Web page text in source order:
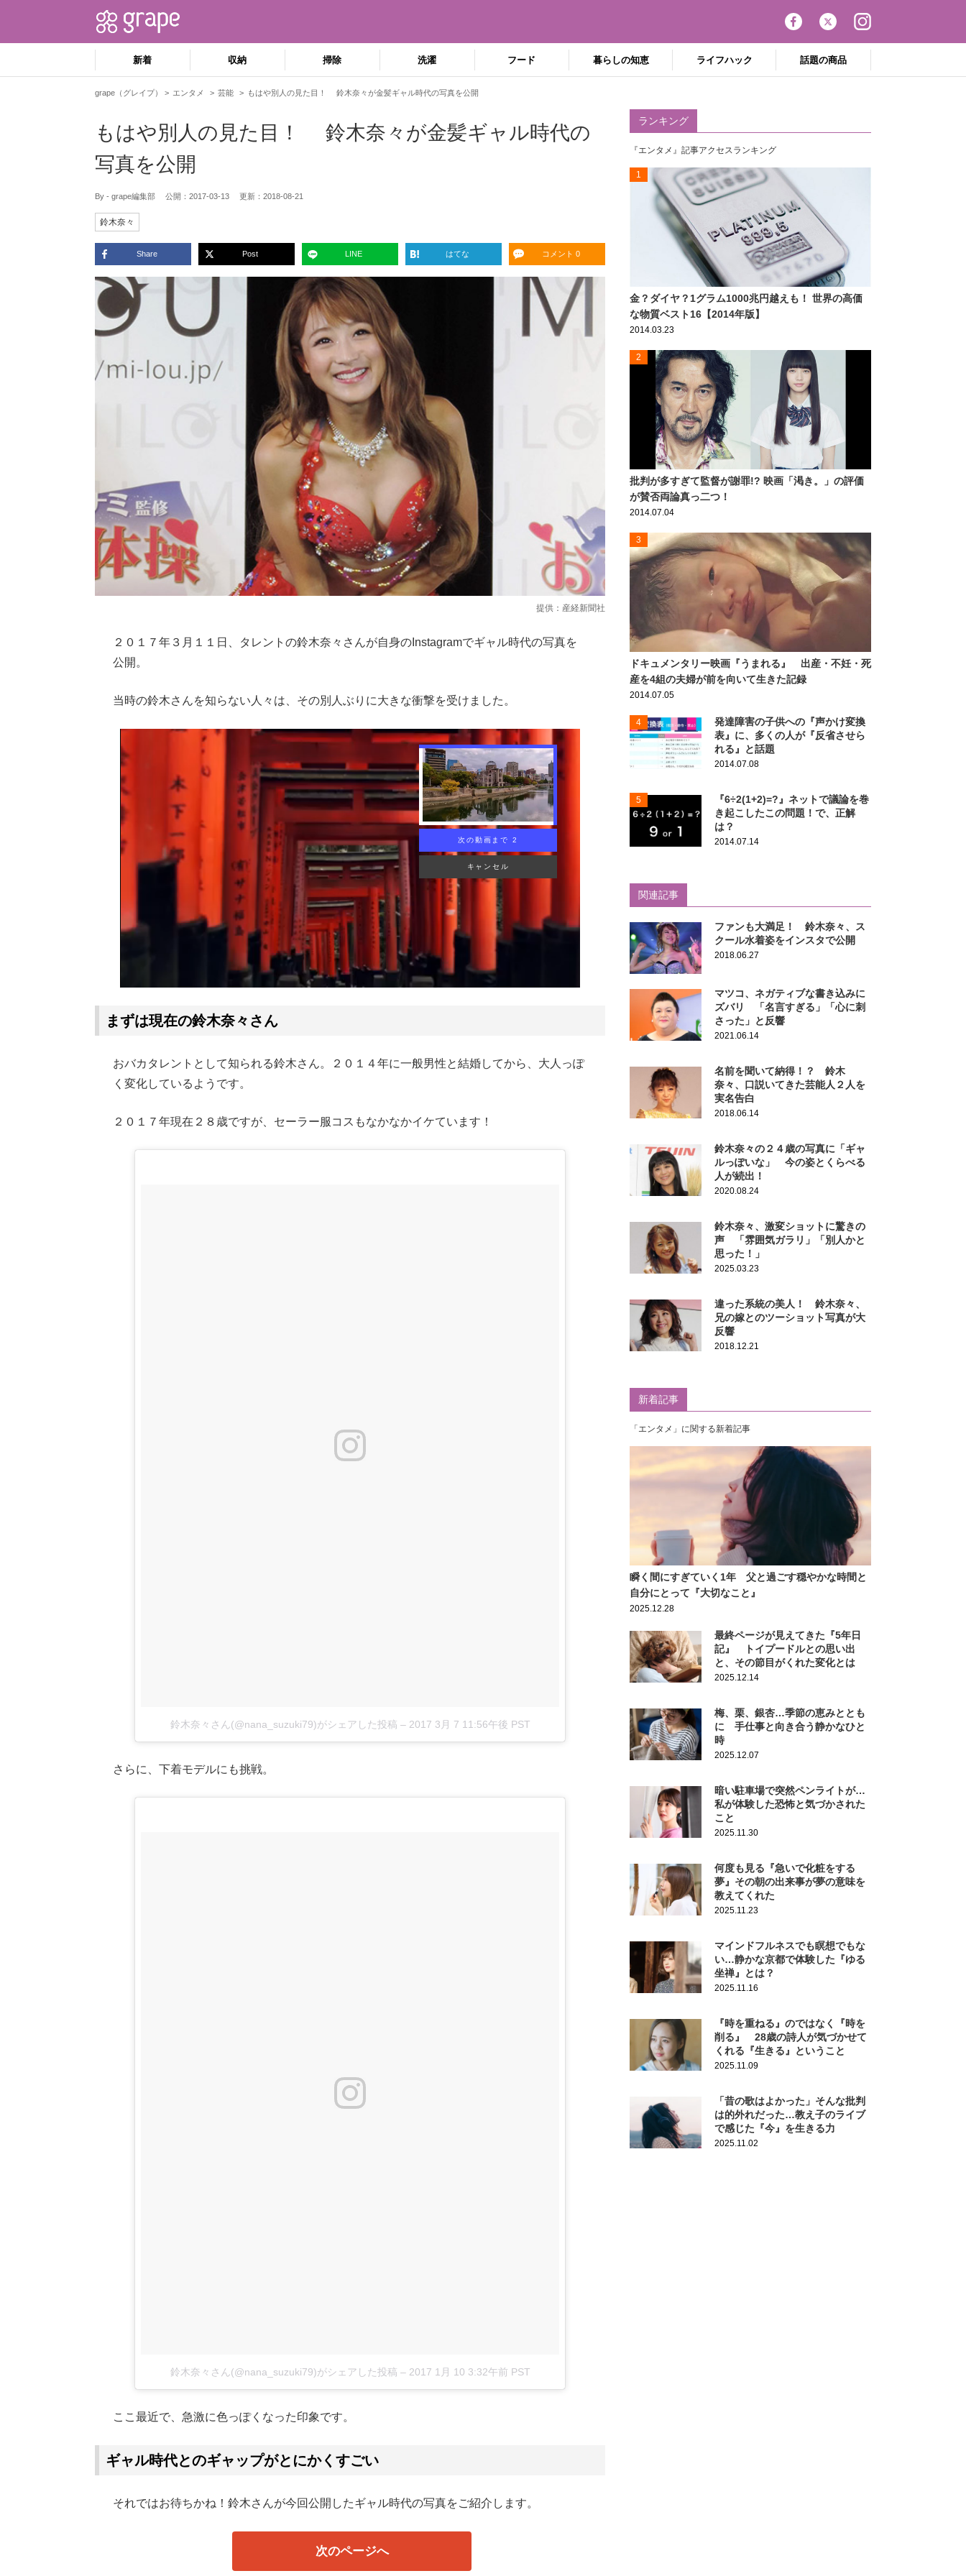
新着 収納 掃除 洗濯 フード 暮らしの知恵 ライフハック 話題の商品
grape（グレイプ） エンタメ 芸能 もはや別人の見た目！ 鈴木奈々が金髪ギャル時代の写真を公開
もはや別人の見た目！ 鈴木奈々が金髪ギャル時代の
写真を公開
By - grape編集部 公開： 2017-03-13 更新： 2018-08-21
鈴木奈々
Share Post LINE はてな コメント 0
提供：産経新聞社
２０１７年３月１１日、タレントの鈴木奈々さんが自身のInstagramでギャル時代の写真を
公開。
当時の鈴木さんを知らない人々は、その別人ぶりに大きな衝撃を受けました。
次の動画まで 1
キャンセル
まずは現在の鈴木奈々さん
おバカタレントとして知られる鈴木さん。２０１４年に一般男性と結婚してから、大人っぽ
く変化しているようです。
２０１７年現在２８歳ですが、セーラー服コスもなかなかイケています！
鈴木奈々さん(@nana_suzuki79)がシェアした投稿 – 2017 3月 7 11:56午後 PST
さらに、下着モデルにも挑戦。
鈴木奈々さん(@nana_suzuki79)がシェアした投稿 – 2017 1月 10 3:32午前 PST
ここ最近で、急激に色っぽくなった印象です。
ギャル時代とのギャップがとにかくすごい
それではお待ちかね！鈴木さんが今回公開したギャル時代の写真をご紹介します。
次のページへ
ランキング
『エンタメ』記事アクセスランキング
1
金？ダイヤ？1グラム1000兆円越えも！ 世界の高価
な物質ベスト16【2014年版】
2014.03.23
2
批判が多すぎて監督が謝罪!? 映画「渇き。」の評価
が賛否両論真っ二つ！
2014.07.04
3
ドキュメンタリー映画『うまれる』 出産・不妊・死
産を4組の夫婦が前を向いて生きた記録
2014.07.05
4
発達障害の子供への『声かけ変換
表』に、多くの人が『反省させら
れる』と話題
2014.07.08
5
『6÷2(1+2)=?』ネットで議論を巻
き起こしたこの問題！で、正解
は？
2014.07.14
関連記事
ファンも大満足！ 鈴木奈々、ス
クール水着姿をインスタで公開
2018.06.27
マツコ、ネガティブな書き込みに
ズバリ 「名言すぎる」「心に刺
さった」と反響
2021.06.14
名前を聞いて納得！？ 鈴木
奈々、口説いてきた芸能人２人を
実名告白
2018.06.14
鈴木奈々の２４歳の写真に「ギャ
ルっぽいな」 今の姿とくらべる
人が続出！
2020.08.24
鈴木奈々、激変ショットに驚きの
声 「雰囲気ガラリ」「別人かと
思った！」
2025.03.23
違った系統の美人！ 鈴木奈々、
兄の嫁とのツーショット写真が大
反響
2018.12.21
新着記事
「エンタメ」に関する新着記事
瞬く間にすぎていく1年 父と過ごす穏やかな時間と
自分にとって『大切なこと』
2025.12.28
最終ページが見えてきた『5年日
記』 トイプードルとの思い出
と、その節目がくれた変化とは
2025.12.14
梅、栗、銀杏…季節の恵みととも
に 手仕事と向き合う静かなひと
時
2025.12.07
暗い駐車場で突然ペンライトが…
私が体験した恐怖と気づかされた
こと
2025.11.30
何度も見る『急いで化粧をする
夢』その朝の出来事が夢の意味を
教えてくれた
2025.11.23
マインドフルネスでも瞑想でもな
い…静かな京都で体験した『ゆる
坐禅』とは？
2025.11.16
『時を重ねる』のではなく『時を
削る』 28歳の詩人が気づかせて
くれる『生きる』ということ
2025.11.09
「昔の歌はよかった」そんな批判
は的外れだった…教え子のライブ
で感じた『今』を生きる力
2025.11.02